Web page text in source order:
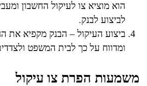
הוא מוציא צו לעיקול החשבון
לביצוע לבנק.
ביצוע העיקול – הבנק מקפיא את
ומדווח על כך לבית המשפט
משמעות הפרת צו עיקול